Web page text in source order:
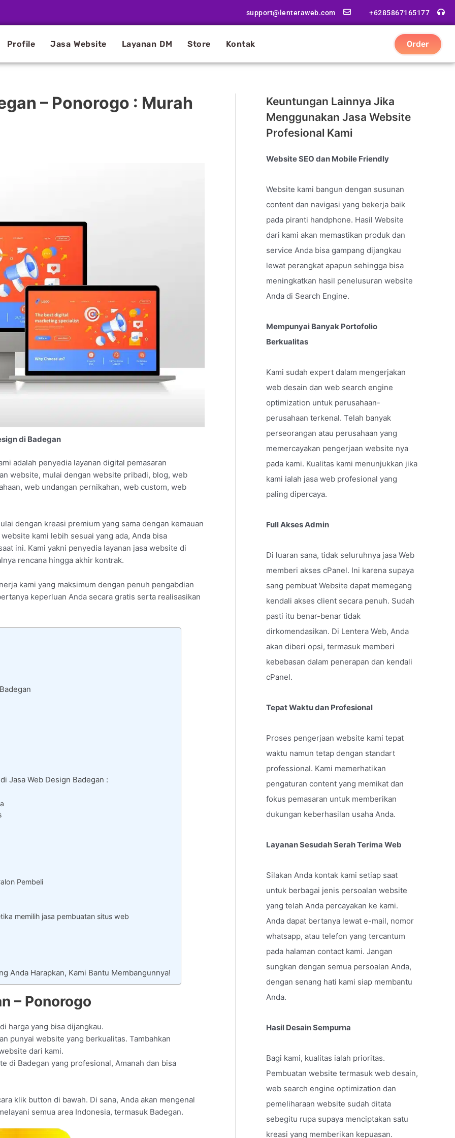
support@lenteraweb.com +6285867165177
Profile Jasa Website Layanan DM Store Kontak Order
– Ponorogo : Murah
di Badegan
adalah penyedia layanan digital pemasaran
website, mulai dengan website pribadi, blog, web
web undangan pernikahan, web custom, web
dengan kreasi premium yang sama dengan kemauan
kami lebih sesuai yang ada, Anda bisa
ini. Kami yakni penyedia layanan jasa website di
rencana hingga akhir kontrak.
kami yang maksimum dengan penuh pengabdian
keperluan Anda secara gratis serta realisasikan
Jasa Web Design Badegan :
Pembeli
memilih jasa pembuatan situs web
Anda Harapkan, Kami Bantu Membangunnya!
– Ponorogo
harga yang bisa dijangkau.
punyai website yang berkualitas. Tambahkan
dari kami.
di Badegan yang profesional, Amanah dan bisa
klik button di bawah. Di sana, Anda akan mengenal
semua area Indonesia, termasuk Badegan.
Keuntungan Lainnya Jika
Menggunakan Jasa Website
Profesional Kami
Website SEO dan Mobile Friendly
Website kami bangun dengan susunan
content dan navigasi yang bekerja baik
pada piranti handphone. Hasil Website
dari kami akan memastikan produk dan
service Anda bisa gampang dijangkau
lewat perangkat apapun sehingga bisa
meningkatkan hasil penelusuran website
Anda di Search Engine.
Mempunyai Banyak Portofolio
Berkualitas
Kami sudah expert dalam mengerjakan
web desain dan web search engine
optimization untuk perusahaan-
perusahaan terkenal. Telah banyak
perseorangan atau perusahaan yang
memercayakan pengerjaan website nya
pada kami. Kualitas kami menunjukkan jika
kami ialah jasa web profesional yang
paling dipercaya.
Full Akses Admin
Di luaran sana, tidak seluruhnya jasa Web
memberi akses cPanel. Ini karena supaya
sang pembuat Website dapat memegang
kendali akses client secara penuh. Sudah
pasti itu benar-benar tidak
dirkomendasikan. Di Lentera Web, Anda
akan diberi opsi, termasuk memberi
kebebasan dalam penerapan dan kendali
cPanel.
Tepat Waktu dan Profesional
Proses pengerjaan website kami tepat
waktu namun tetap dengan standart
professional. Kami memerhatikan
pengaturan content yang memikat dan
fokus pemasaran untuk memberikan
dukungan keberhasilan usaha Anda.
Layanan Sesudah Serah Terima Web
Silakan Anda kontak kami setiap saat
untuk berbagai jenis persoalan website
yang telah Anda percayakan ke kami.
Anda dapat bertanya lewat e-mail, nomor
whatsapp, atau telefon yang tercantum
pada halaman contact kami. Jangan
sungkan dengan semua persoalan Anda,
dengan senang hati kami siap membantu
Anda.
Hasil Desain Sempurna
Bagi kami, kualitas ialah prioritas.
Pembuatan website termasuk web desain,
web search engine optimization dan
pemeliharaan website sudah ditata
sebegitu rupa supaya menciptakan satu
kreasi yang memberikan kepuasan.